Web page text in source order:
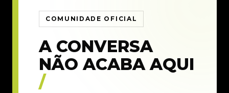
COMUNIDADE OFICIAL
A CONVERSA
NÃO ACABA AQUI
/